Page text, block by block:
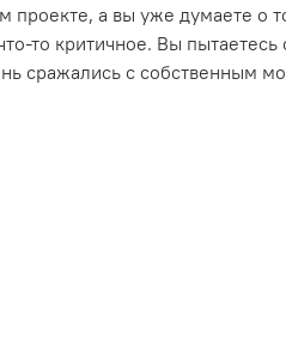
а вы уже думаете о
то критичное. Вы
сражались с собственным